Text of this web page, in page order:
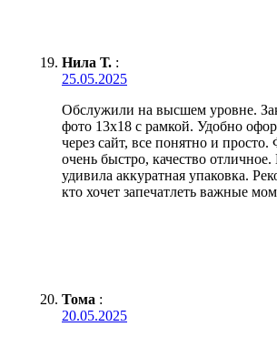
Нила Т. :
25.05.2025
Обслужили на высшем уровне.
фото 13х18 с рамкой. Удобно
через сайт, все понятно и
очень быстро, качество
удивила аккуратная упаковка.
кто хочет запечатлеть важные
Тома :
20.05.2025